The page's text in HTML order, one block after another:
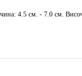
4.5 см. - 7.0 см.